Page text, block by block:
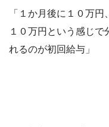
「１か月後に１０万
１０万円という感じで
れるのが初回給与」